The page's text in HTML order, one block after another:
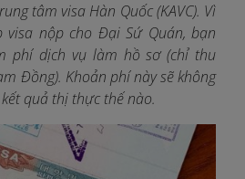
tâm visa Hàn Quốc (KAVC). Vì
visa nộp cho Đại Sứ Quán, bạn
phí dịch vụ làm hồ sơ (chỉ thu
Đồng). Khoản phí này sẽ không
quả thị thực thế nào.